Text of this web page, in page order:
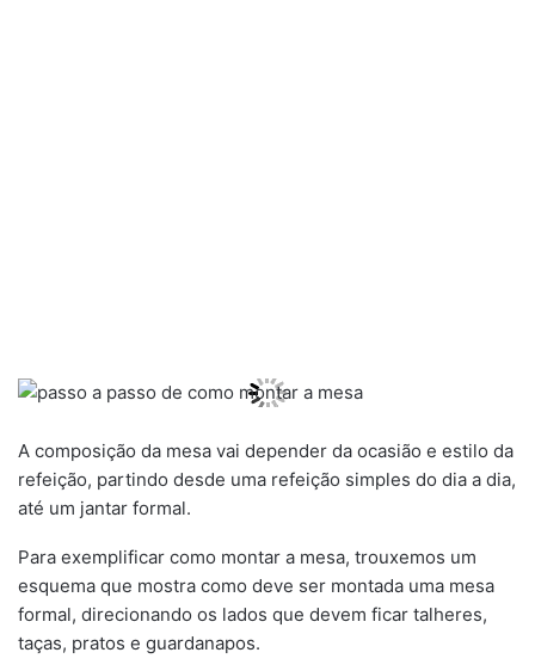
A composição da mesa vai depender da ocasião e estilo da
refeição, partindo desde uma refeição simples do dia a dia,
até um jantar formal.
Para exemplificar como montar a mesa, trouxemos um
esquema que mostra como deve ser montada uma mesa
formal, direcionando os lados que devem ficar talheres,
taças, pratos e guardanapos.